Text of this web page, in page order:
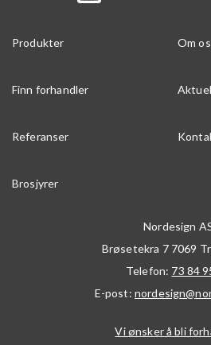
Produkter Om
Finn forhandler
Referanser
Brosjyrer
Nordesign
Brøsetekra 7 7069
Telefon: 73 84
E-post:
Vi ønsker å bli